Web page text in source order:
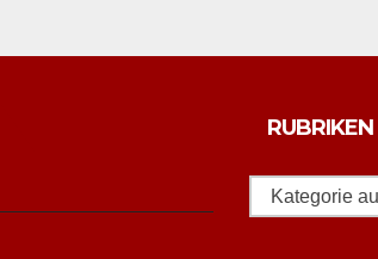
RUBRIKEN
Rubriken